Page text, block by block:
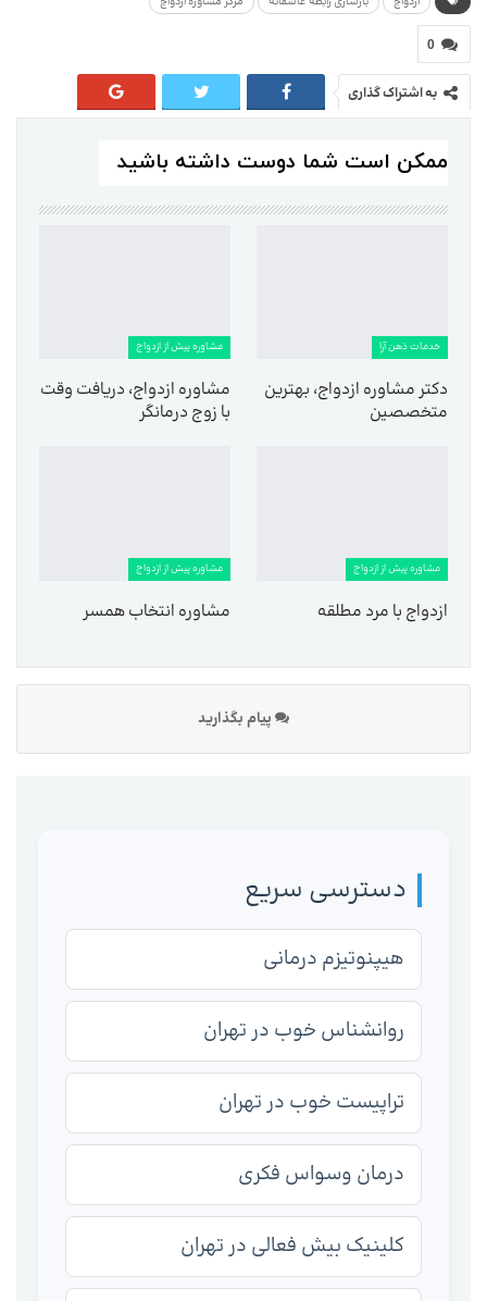
0
به اشتراک گذاری
ممکن است شما دوست داشته باشید
خدمات ذهن آرا
دکتر مشاوره ازدواج، بهترین
متخصصین
مشاوره پیش از ازدواج
مشاوره ازدواج، دریافت وقت
با زوج درمانگر
مشاوره پیش از ازدواج
ازدواج با مرد مطلقه
مشاوره پیش از ازدواج
مشاوره انتخاب همسر
پیام بگذارید
دسترسی سریع
هیپنوتیزم درمانی
روانشناس خوب در تهران
تراپیست خوب در تهران
درمان وسواس فکری
کلینیک بیش فعالی در تهران